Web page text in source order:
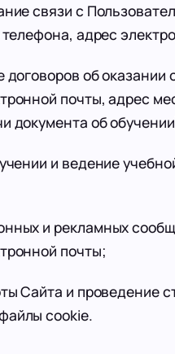
связи с
адрес
об оказании
почты, адрес
документа об
и ведение
и рекламных
почты;
Сайта и проведение
cookie.